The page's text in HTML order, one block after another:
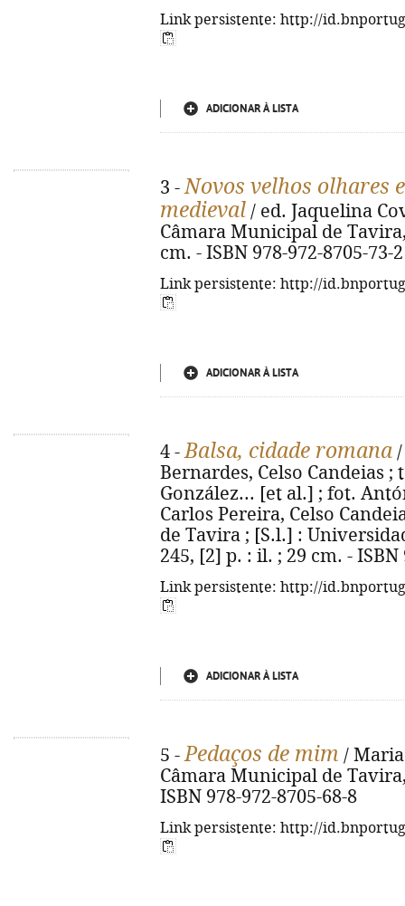
Link persistente: http://
ADICIONAR À LISTA
3 -Novos velhos olhares
medieval / ed. Jaquelina
Câmara Municipal de
cm. - ISBN 978-972-8705-73-2
Link persistente: http://
ADICIONAR À LISTA
4 -Balsa, cidade romana
Bernardes, Celso Candeias
González... [et al.] ; fot.
Carlos Pereira, Celso
de Tavira ; [S.l.] :
245, [2] p. : il. ; 29 cm. - ISBN
Link persistente: http://
ADICIONAR À LISTA
5 -Pedaços de mim /
Câmara Municipal de
ISBN 978-972-8705-68-8
Link persistente: http://